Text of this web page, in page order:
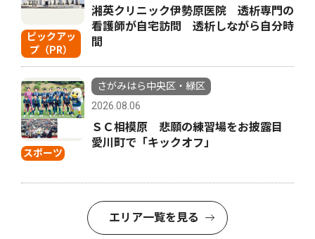
ピックアッ
プ（PR）
湘英クリニック伊勢原医院 透析専門の
看護師が自宅訪問 透析しながら自分時
間
スポーツ
さがみはら中央区・緑区
2026.08.06
ＳＣ相模原 悲願の練習場をお披露目
愛川町で「キックオフ」
エリア一覧を見る